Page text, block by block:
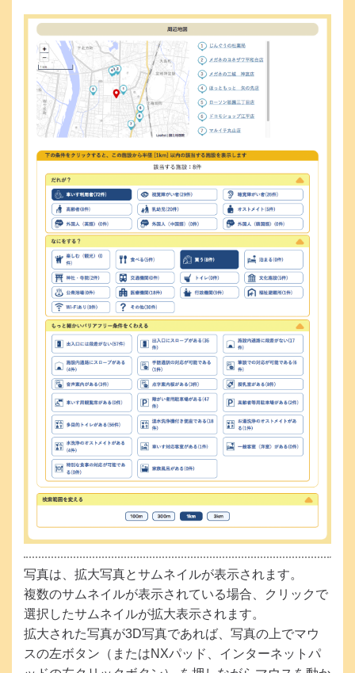
写真は、拡大写真とサムネイルが表示されます。
複数のサムネイルが表示されている場合、クリックで
選択したサムネイルが拡大表示されます。
拡大された写真が3D写真であれば、写真の上でマウ
スの左ボタン（またはNXパッド、インターネットパ